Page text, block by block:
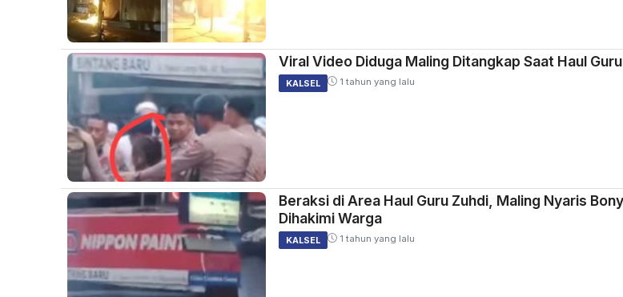
Viral Video Diduga Maling Ditangkap Saat Haul
KALSEL 1 tahun yang lalu
Beraksi di Area Haul Guru Zuhdi, Maling Nyaris
Dihakimi Warga
KALSEL 1 tahun yang lalu